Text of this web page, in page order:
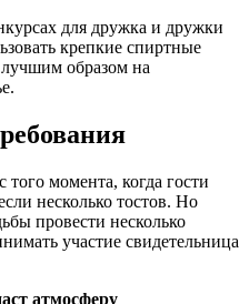
для дружка и дружки
крепкие спиртные
лучшим образом на
момента, когда гости
несколько тостов. Но
провести несколько
участие свидетельница
атмосферу